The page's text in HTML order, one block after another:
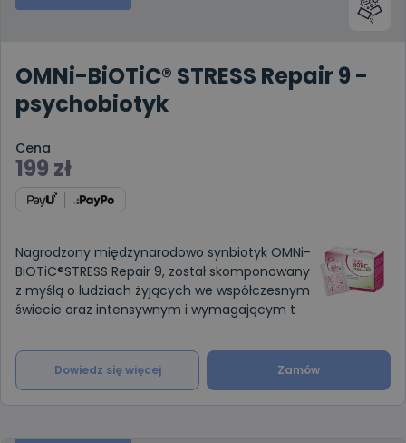
OMNi-BiOTiC® STRESS Repair 9 -
psychobiotyk
Cena
199 zł
Nagrodzony międzynarodowo synbiotyk OMNi-
BiOTiC®STRESS Repair 9, został skomponowany
z myślą o ludziach żyjących we współczesnym
świecie oraz intensywnym i wymagającym t
Dowiedz się więcej Zamów